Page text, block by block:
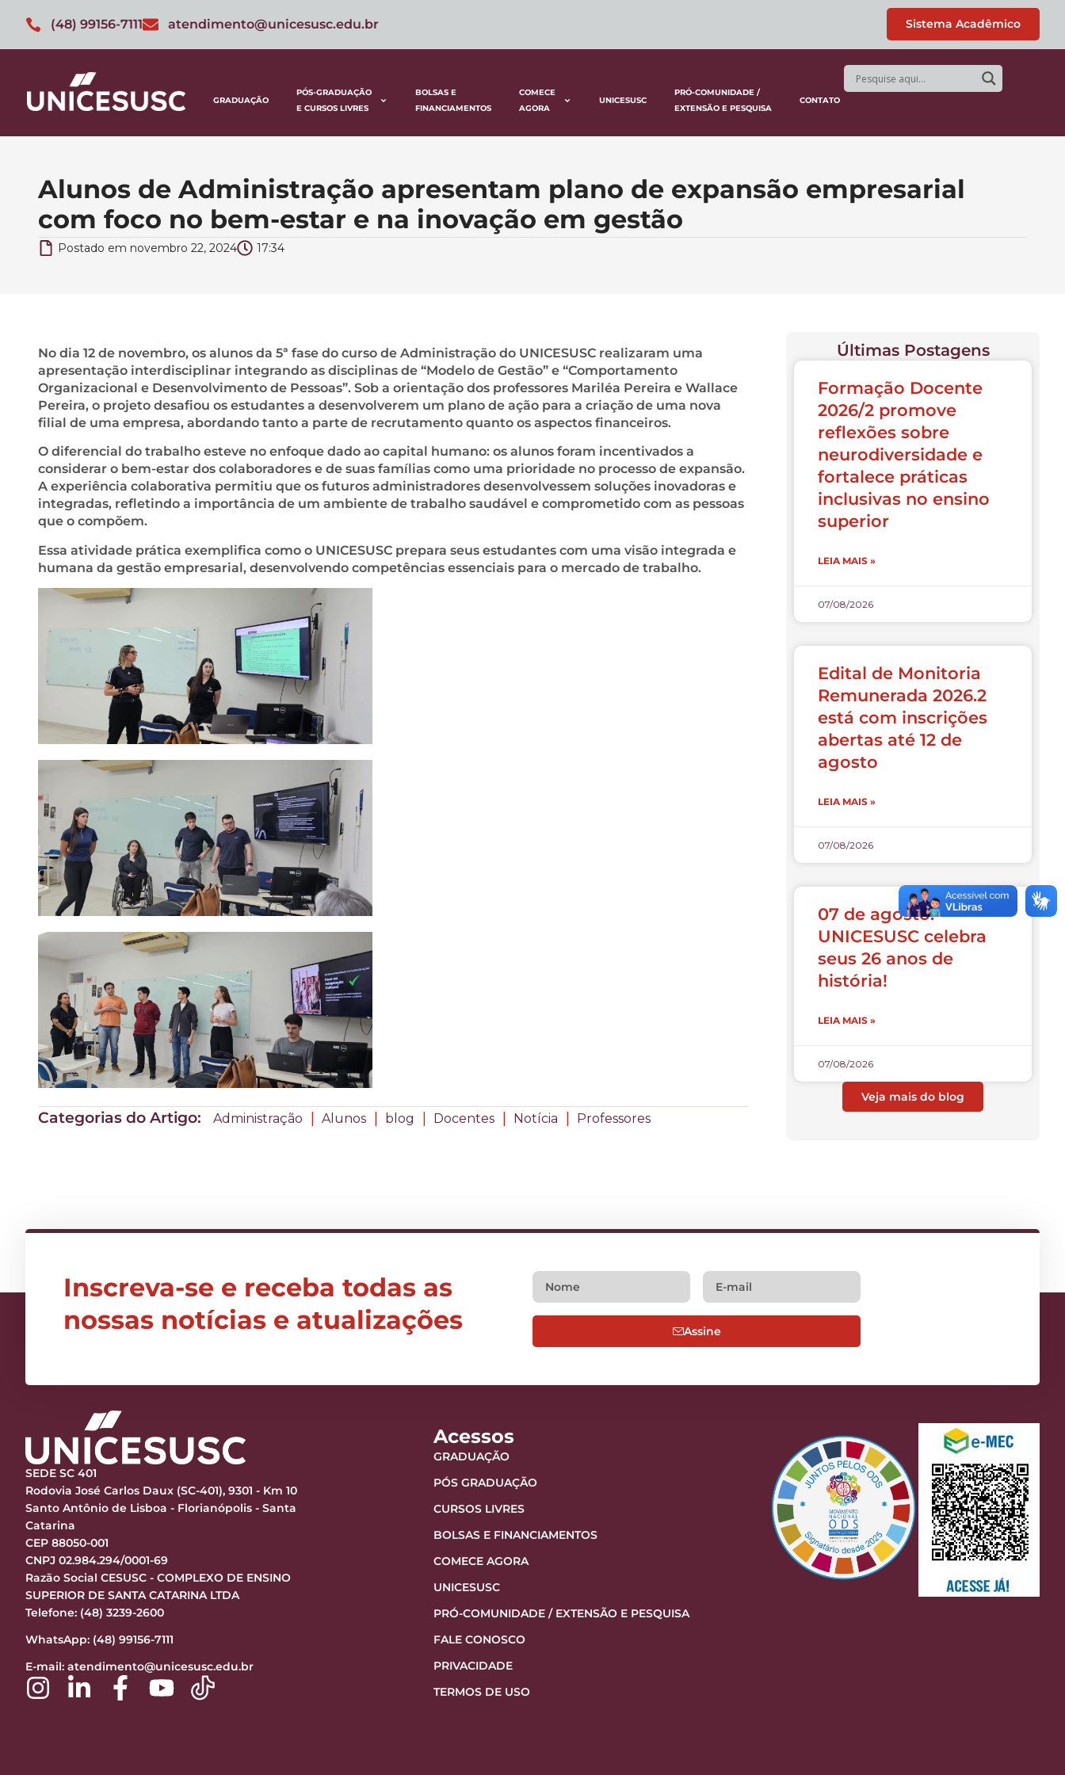
(48) 99156-7111 atendimento@unicesusc.edu.br Sistema Acadêmico
GRADUAÇÃO
PÓS-GRADUAÇÃO
E CURSOS LIVRES
BOLSAS E
FINANCIAMENTOS
COMECE
AGORA
UNICESUSC
PRÓ-COMUNIDADE /
EXTENSÃO E PESQUISA
CONTATO
Alunos de Administração apresentam plano de expansão empresarial
com foco no bem-estar e na inovação em gestão
Postado em novembro 22, 2024 17:34
No dia 12 de novembro, os alunos da 5ª fase do curso de Administração do UNICESUSC realizaram uma
apresentação interdisciplinar integrando as disciplinas de “Modelo de Gestão” e “Comportamento
Organizacional e Desenvolvimento de Pessoas”. Sob a orientação dos professores Mariléa Pereira e Wallace
Pereira, o projeto desafiou os estudantes a desenvolverem um plano de ação para a criação de uma nova
filial de uma empresa, abordando tanto a parte de recrutamento quanto os aspectos financeiros.
O diferencial do trabalho esteve no enfoque dado ao capital humano: os alunos foram incentivados a
considerar o bem-estar dos colaboradores e de suas famílias como uma prioridade no processo de expansão.
A experiência colaborativa permitiu que os futuros administradores desenvolvessem soluções inovadoras e
integradas, refletindo a importância de um ambiente de trabalho saudável e comprometido com as pessoas
que o compõem.
Essa atividade prática exemplifica como o UNICESUSC prepara seus estudantes com uma visão integrada e
humana da gestão empresarial, desenvolvendo competências essenciais para o mercado de trabalho.
Categorias do Artigo: Administração | Alunos | blog | Docentes | Notícia | Professores
Últimas Postagens
Formação Docente
2026/2 promove
reflexões sobre
neurodiversidade e
fortalece práticas
inclusivas no ensino
superior
LEIA MAIS »
07/08/2026
Edital de Monitoria
Remunerada 2026.2
está com inscrições
abertas até 12 de
agosto
LEIA MAIS »
07/08/2026
07 de agosto:
UNICESUSC celebra
seus 26 anos de
história!
LEIA MAIS »
07/08/2026
Veja mais do blog
Inscreva-se e receba todas as
nossas notícias e atualizações
Assine
SEDE SC 401
Rodovia José Carlos Daux (SC-401), 9301 - Km 10
Santo Antônio de Lisboa - Florianópolis - Santa
Catarina
CEP 88050-001
CNPJ 02.984.294/0001-69
Razão Social CESUSC - COMPLEXO DE ENSINO
SUPERIOR DE SANTA CATARINA LTDA
Telefone: (48) 3239-2600
WhatsApp: (48) 99156-7111
E-mail: atendimento@unicesusc.edu.br
Acessos
GRADUAÇÃO
PÓS GRADUAÇÃO
CURSOS LIVRES
BOLSAS E FINANCIAMENTOS
COMECE AGORA
UNICESUSC
PRÓ-COMUNIDADE / EXTENSÃO E PESQUISA
FALE CONOSCO
PRIVACIDADE
TERMOS DE USO